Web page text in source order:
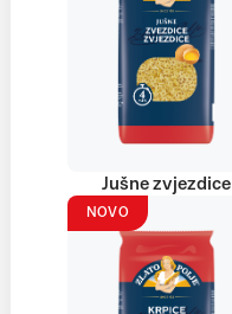
Jušne zvjezdice
NOVO